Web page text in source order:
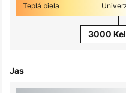
Teplá biela
3000
Jas